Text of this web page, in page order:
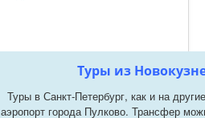
Туры из
Туры в Санкт-Петербург, как и на
аэропорт города Пулково. Трансфер